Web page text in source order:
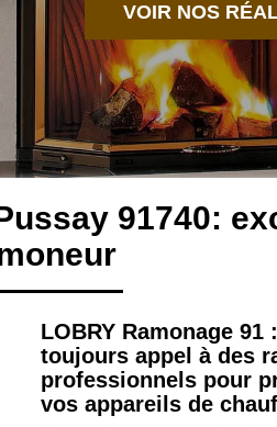
VOIR NOS
91740:
LOBRY Ramonage 91
toujours appel à des
professionnels pour
vos appareils de